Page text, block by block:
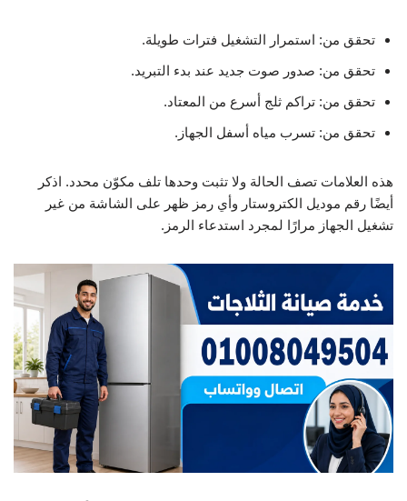
تحقق من: استمرار التشغيل فترات طويلة.
تحقق من: صدور صوت جديد عند بدء التبريد.
تحقق من: تراكم ثلج أسرع من المعتاد.
تحقق من: تسرب مياه أسفل الجهاز.
هذه العلامات تصف الحالة ولا تثبت وحدها تلف مكوّن محدد. اذكر
أيضًا رقم موديل الكتروستار وأي رمز ظهر على الشاشة من غير
تشغيل الجهاز مرارًا لمجرد استدعاء الرمز.